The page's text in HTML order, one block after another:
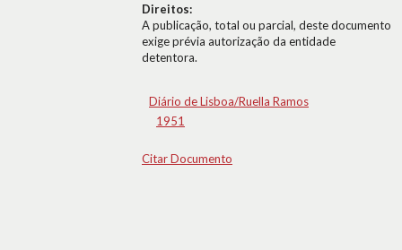
Direitos:
A publicação, total ou parcial, deste documento
exige prévia autorização da entidade
detentora.
Diário de Lisboa/Ruella Ramos
1951
Citar Documento